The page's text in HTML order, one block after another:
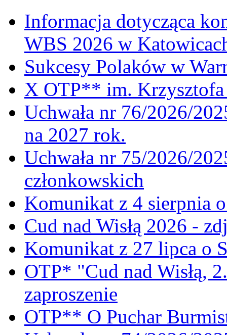
Informacja dotycząca
WBS 2026 w
Sukcesy Polaków w
X OTP** im. Krzysztofa
Uchwała nr 76/2026/
na 2027 rok.
Uchwała nr 75/2026/
członkowskich
Komunikat z 4 sierpnia
Cud nad Wisłą 2026 -
Komunikat z 27 lipca o
OTP* "Cud nad Wisłą,
zaproszenie
OTP** O Puchar